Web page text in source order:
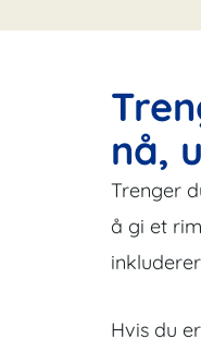
nå,
Trenger
å gi et
Hvis du